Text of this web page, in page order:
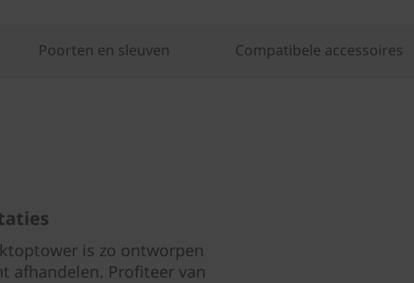
Poorten en sleuven Compatibele accessoires
is zo ontworpen
afhandelen. Profiteer van